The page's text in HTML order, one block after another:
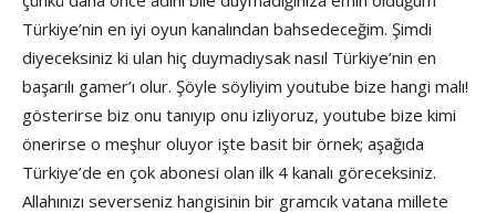
Türkiye’nin en iyi oyun kanalından bahsedeceğim. Şimdi
diyeceksiniz ki ulan hiç duymadıysak nasıl Türkiye’nin en
başarılı gamer’ı olur. Şöyle söyliyim youtube bize hangi malı!
gösterirse biz onu tanıyıp onu izliyoruz, youtube bize kimi
önerirse o meşhur oluyor işte basit bir örnek; aşağıda
Türkiye’de en çok abonesi olan ilk 4 kanalı göreceksiniz.
Allahınızı severseniz hangisinin bir gramcık vatana millete